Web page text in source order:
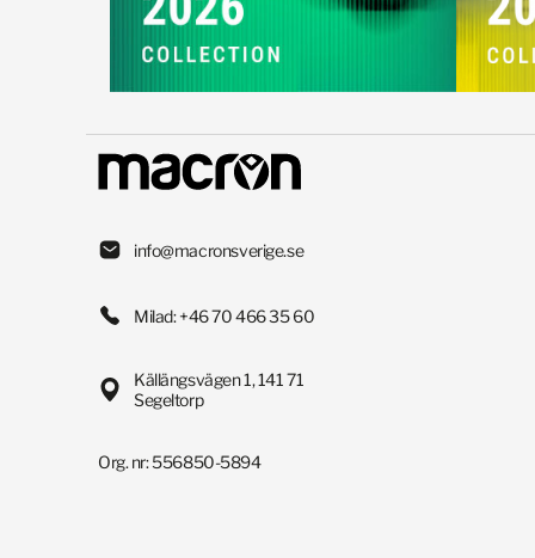
info@macronsverige.se
Milad: +46 70 466 35 60
Källängsvägen 1, 141 71
Segeltorp
Org. nr: 556850-5894